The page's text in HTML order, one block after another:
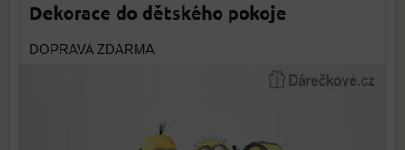
Dekorace do dětského pokoje
DOPRAVA ZDARMA